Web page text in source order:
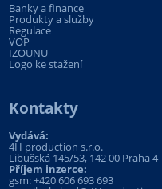
Banky a finance
Produkty a služby
Regulace
VOP
IZOUNU
Logo ke stažení
Kontakty
Vydává:
4H production s.r.o.
Libušská 145/53, 142 00 Praha 4
Příjem inzerce:
gsm:+420 606 693 693